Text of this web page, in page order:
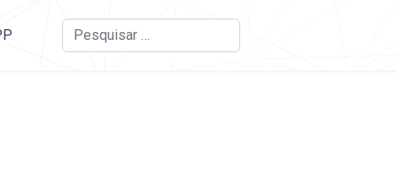
Busca